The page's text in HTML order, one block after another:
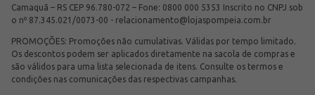
Camaquã – RS CEP 96.780-072 – Fone: 0800 000 5353 Inscrito no CNPJ sob
o nº 87.345.021/0073-00 - relacionamento@lojaspompeia.com.br
PROMOÇÕES: Promoções não cumulativas. Válidas por tempo limitado.
Os descontos podem ser aplicados diretamente na sacola de compras e
são válidos para uma lista selecionada de itens. Consulte os termos e
condições nas comunicações das respectivas campanhas.